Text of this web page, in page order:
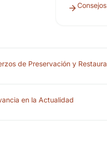
de Preservación y
en la Actualidad